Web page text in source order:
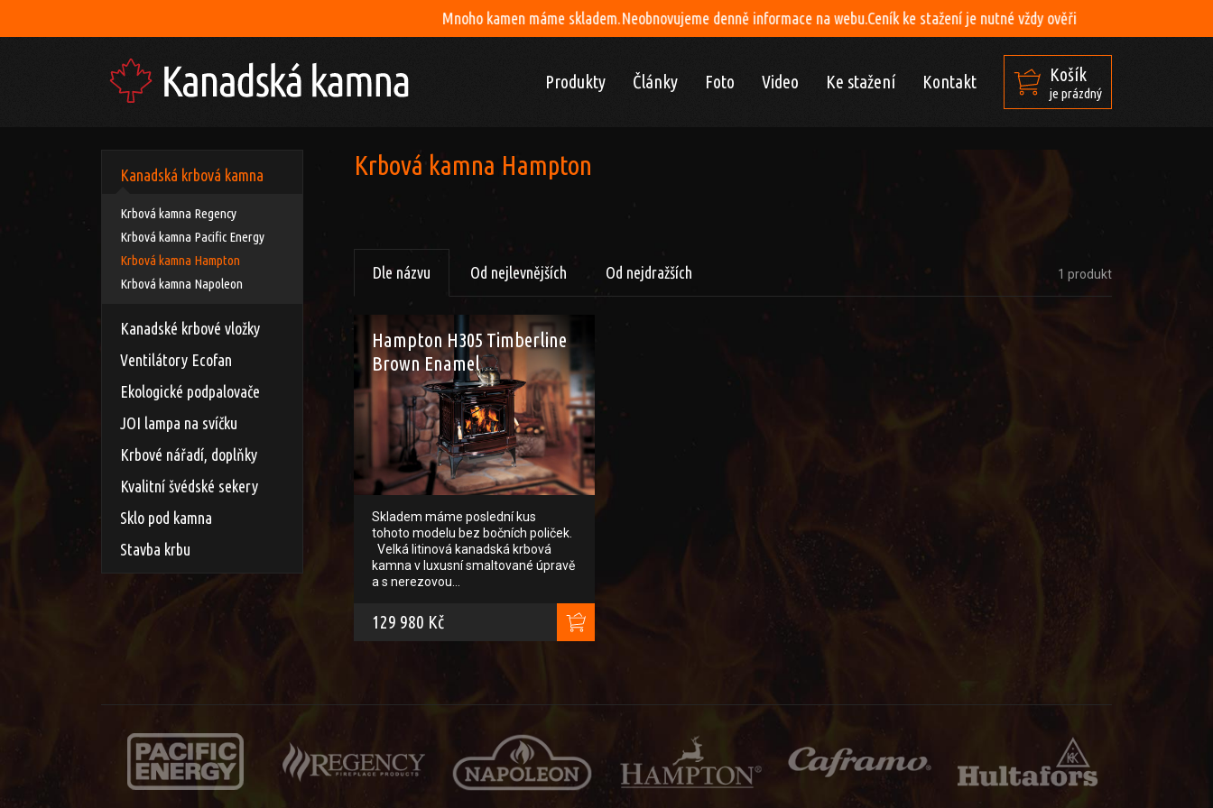
Mnoho kamen máme skladem.Neobnovujeme denně informace na webu.Ceník ke stažení je nutné vždy ověři
Produkty Články Foto Video Ke stažení Kontakt Košík
je prázdný
Krbová kamna Hampton
Dle názvu Od nejlevnějších Od nejdražších 1 produkt
Hampton H305 Timberline
Brown Enamel
Skladem máme poslední kus
tohoto modelu bez bočních poliček.
Velká litinová kanadská krbová
kamna v luxusní smaltované úpravě
a s nerezovou…
129 980 Kč
Kanadská krbová kamna
Krbová kamna Regency
Krbová kamna Pacific Energy
Krbová kamna Hampton
Krbová kamna Napoleon
Kanadské krbové vložky
Ventilátory Ecofan
Ekologické podpalovače
JOI lampa na svíčku
Krbové nářadí, doplňky
Kvalitní švédské sekery
Sklo pod kamna
Stavba krbu